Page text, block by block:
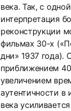
века. Так, с
интерпретация
реконструкции
фильмах 30-х
дни» 1937 года).
приближением
увеличением
аутентичности
века